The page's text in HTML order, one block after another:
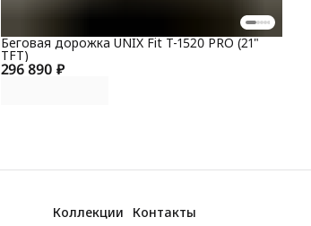
296 890 ₽
Беговая дорожка UNIX Fit T-1520 PRO (21"
TFT)
Коллекции
Контакты